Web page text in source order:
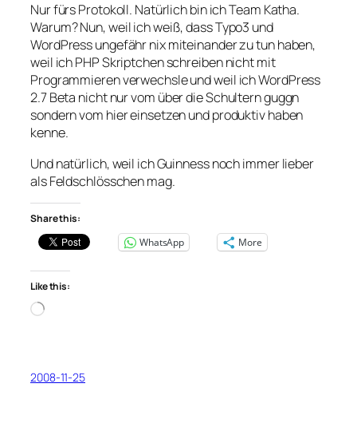
Nur fürs Protokoll. Natürlich bin ich Team Katha.
Warum? Nun, weil ich weiß, dass Typo3 und
WordPress ungefähr nix miteinander zu tun haben,
weil ich PHP Skriptchen schreiben nicht mit
Programmieren verwechsle und weil ich WordPress
2.7 Beta nicht nur vom über die Schultern guggn
sondern vom hier einsetzen und produktiv haben
kenne.
Und natürlich, weil ich Guinness noch immer lieber
als Feldschlösschen mag.
Share this:
WhatsApp
More
Like this:
Loading…
2008-11-25